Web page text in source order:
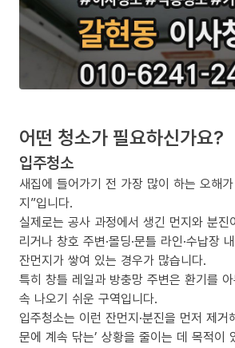
어떤 청소가 필요하신가요?
입주청소
새집에 들어가기 전 가장 많이 하는 오해
지”입니다.
실제로는 공사 과정에서 생긴 먼지와 분
리거나 창호 주변·몰딩·문틀 라인·수납장
잔먼지가 쌓여 있는 경우가 많습니다.
특히 창틀 레일과 방충망 주변은 환기를
속 나오기 쉬운 구역입니다.
입주청소는 이런 잔먼지·분진을 먼저 제거
문에 계속 닦는’ 상황을 줄이는 데 목적이